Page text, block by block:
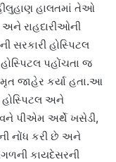
હાલતમાં તેઓ
અને રાહદારીઓની
સરકારી હોસ્પિટલ
પહોંચતા જ
જાહેર કર્યા હતા.આ
હોસ્પિટલ અને
પીએમ અર્થે ખસેડી,
નોંધ કરી છે અને
કાયદેસરની